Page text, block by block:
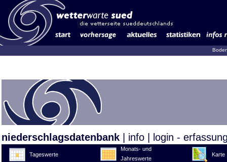
niederschlagsdatenbank info login -
Tageswerte
Monats- und
Jahreswerte
Karte